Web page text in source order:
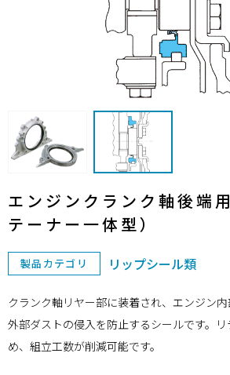
エンジンクランク軸後端
テーナー一体型）
製品カテゴリ リップシール類
クランク軸リヤー部に装着され、エンジン
外部ダストの侵入を防止するシールです。
め、組立工数が削減可能です。